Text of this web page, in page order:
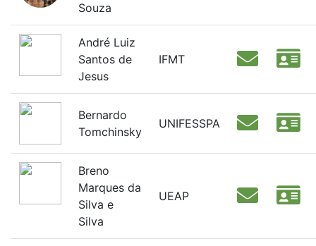
Souza
André Luiz
Santos de
Jesus
IFMT
Bernardo
Tomchinsky
UNIFESSPA
Breno
Marques da
Silva e
Silva
UEAP